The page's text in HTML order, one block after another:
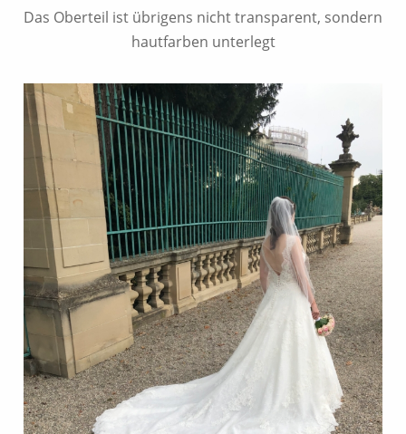
Das Oberteil ist übrigens nicht transparent, sondern
hautfarben unterlegt